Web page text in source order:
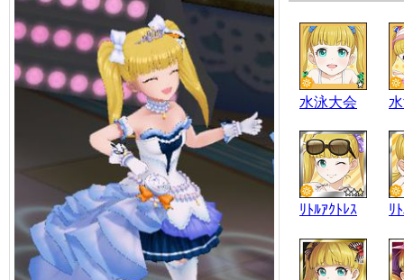
水泳大会
ﾘﾄﾙｱｸﾄﾚｽ ﾘ